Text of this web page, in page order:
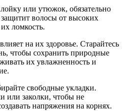
или утюжок, обязательно
волосы от высоких
ломкость.
на их здоровье. Старайтесь
чтобы сохранить природные
их увлажненность и
свободные укладки.
или заколки, чтобы не
напряжения на корнях.